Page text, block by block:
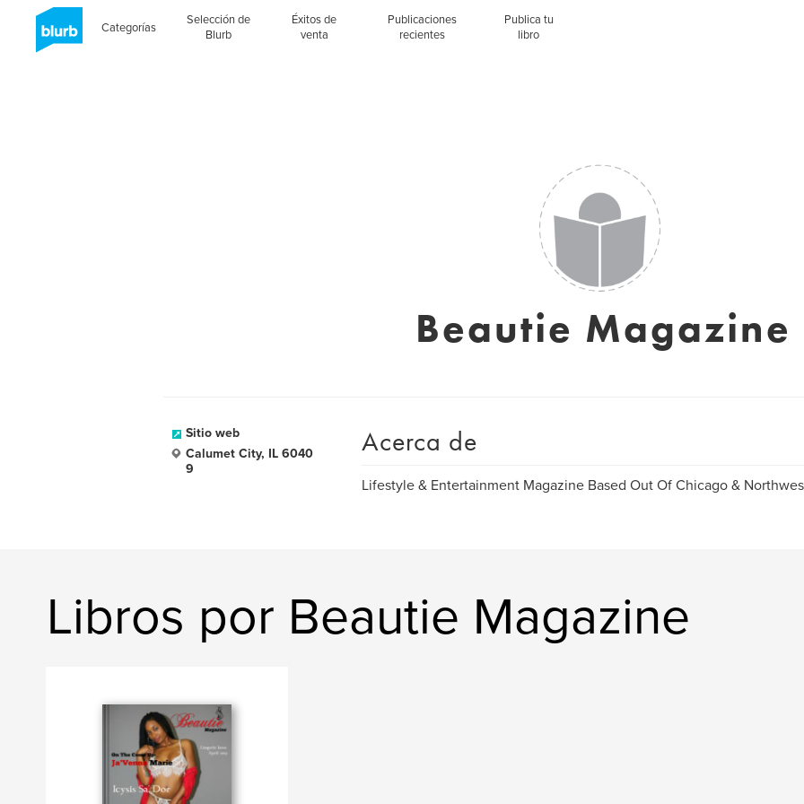
Categorías
Selección de
Blurb
Éxitos de
venta
Publicaciones
recientes
Publica tu
libro
Beautie Magazine
Sitio web
Calumet City, IL 6040
9
Acerca de
Lifestyle & Entertainment Magazine Based Out Of Chicago &
Libros por Beautie Magazine